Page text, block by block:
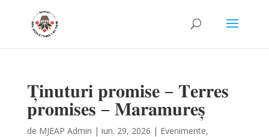
𝐓̦𝐢𝐧𝐮𝐭𝐮𝐫𝐢 𝐩𝐫𝐨𝐦𝐢𝐬𝐞 – 𝐓𝐞𝐫𝐫𝐞𝐬
𝐩𝐫𝐨𝐦𝐢𝐬𝐞𝐬 – 𝐌𝐚𝐫𝐚𝐦𝐮𝐫𝐞𝐬̦
de MJEAP Admin | iun. 29, 2026 | Evenimente,